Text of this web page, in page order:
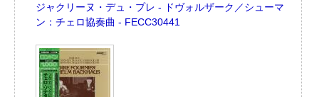
ジャクリーヌ・デュ・プレ - ドヴォルザーク／シューマ
ン：チェロ協奏曲 - FECC30441